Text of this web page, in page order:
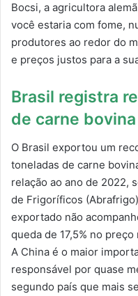
Bocsi, a agricultora
você estaria com fome,
produtores ao redor do
e preços justos para a
Brasil registra
de carne
O Brasil exportou um
toneladas de carne
relação ao ano de 2022,
de Frigoríficos
exportado não
queda de 17,5% no preço
A China é o maior
responsável por quase
segundo país que mais